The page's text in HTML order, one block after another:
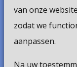
van onze
zodat we
aanpassen.
Na uw
+31 (0)45 524 10
e.info@bedi.nl